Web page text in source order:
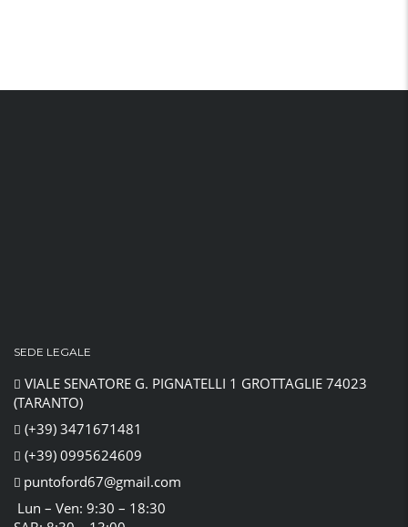
SEDE LEGALE
VIALE SENATORE G. PIGNATELLI 1 GROTTAGLIE 74023
(TARANTO)
(+39) 3471671481
(+39) 0995624609
puntoford67@gmail.com
Lun – Ven: 9:30 – 18:30